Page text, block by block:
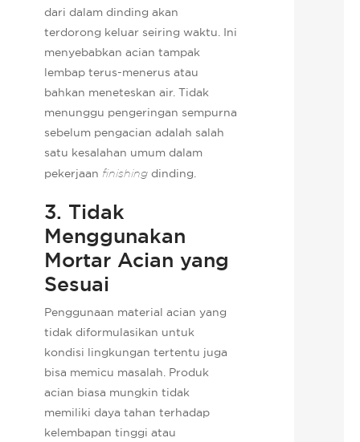
dari dalam dinding akan
terdorong keluar seiring waktu. Ini
menyebabkan acian tampak
lembap terus-menerus atau
bahkan meneteskan air. Tidak
menunggu pengeringan sempurna
sebelum pengacian adalah salah
satu kesalahan umum dalam
pekerjaan finishingdinding.
3. Tidak
Menggunakan
Mortar Acian yang
Sesuai
Penggunaan material acian yang
tidak diformulasikan untuk
kondisi lingkungan tertentu juga
bisa memicu masalah. Produk
acian biasa mungkin tidak
memiliki daya tahan terhadap
kelembapan tinggi atau